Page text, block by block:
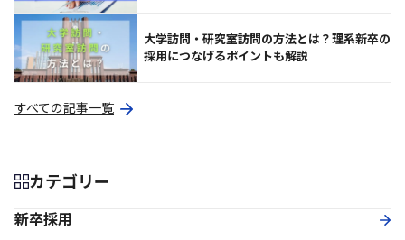
大学訪問・研究室訪問の方法とは？理系新卒の
採用につなげるポイントも解説
すべての記事一覧
カテゴリー
新卒採用